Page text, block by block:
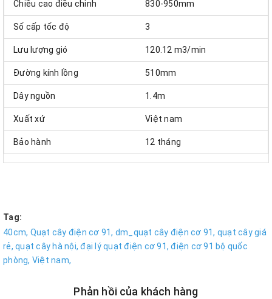
Chiều cao điều chỉnh 830-950mm
Số cấp tốc độ 3
Lưu lượng gió 120.12 m3/min
Đường kính lồng 510mm
Dây nguồn 1.4m
Xuất xứ Việt nam
Bảo hành 12 tháng
Tag:
40cm, Quạt cây điện cơ 91, dm_quạt cây điện cơ 91, quạt cây giá
rẻ, quạt cây hà nội, đại lý quạt điện cơ 91, điện cơ 91 bộ quốc
phòng, Việt nam,
Phản hồi của khách hàng